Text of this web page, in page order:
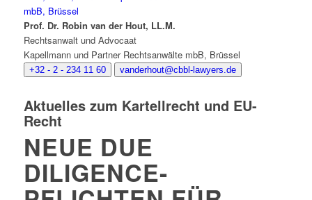
Prof. Dr. Robin van der Hout, LL.M.
Rechtsanwalt und Advocaat
Kapellmann und Partner Rechtsanwälte mbB, Brüssel
+32 - 2 - 234 11 60 vanderhout@cbbl-lawyers.de
Aktuelles zum Kartellrecht und EU-
Recht
NEUE DUE
DILIGENCE-